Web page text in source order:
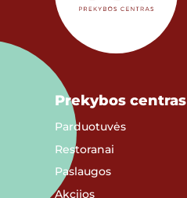
Prekybos centras
Parduotuvės
Restoranai
Paslaugos
Akcijos